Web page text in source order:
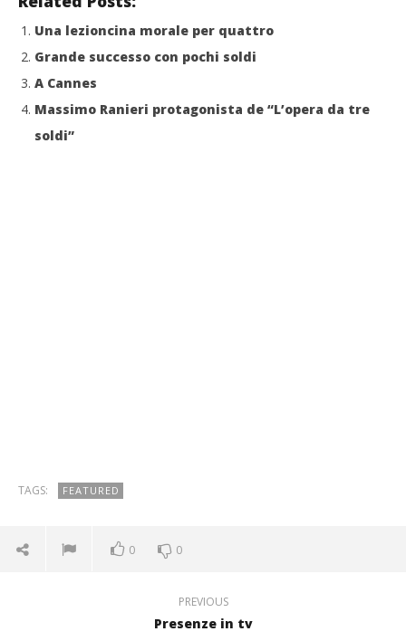
Una lezioncina morale per quattro
Grande successo con pochi soldi
A Cannes
Massimo Ranieri protagonista de “L’opera da tre
soldi”
TAGS: FEATURED
0 0
PREVIOUS
Presenze in tv